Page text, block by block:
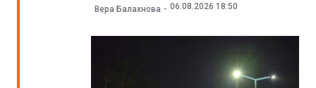
Вера Балахнова 06.08.2026 18:50